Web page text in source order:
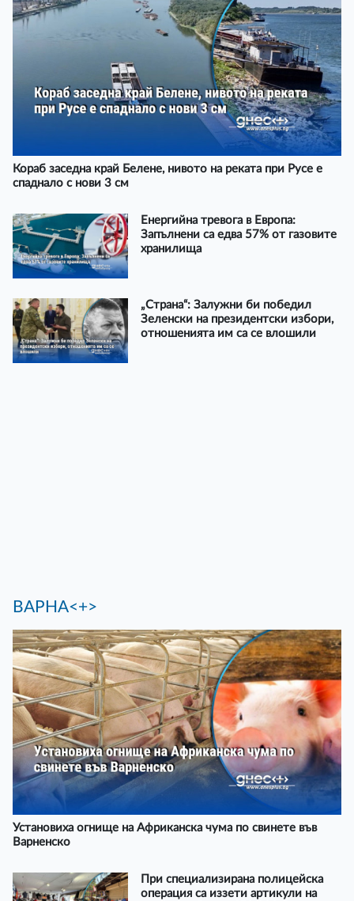
Кораб заседна край Белене, нивото на реката при Русе е
спаднало с нови 3 см
Енергийна тревога в Европа:
Запълнени са едва 57% от газовите
хранилища
„Страна“: Залужни би победил
Зеленски на президентски избори,
отношенията им са се влошили
ВАРНА<+>
Установиха огнище на Африканска чума по свинете във
Варненско
При специализирана полицейска
операция са иззети артикули на